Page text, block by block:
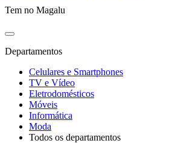
Tem no Magalu
Departamentos
Celulares e Smartphones
TV e Vídeo
Eletrodomésticos
Móveis
Informática
Moda
Todos os departamentos